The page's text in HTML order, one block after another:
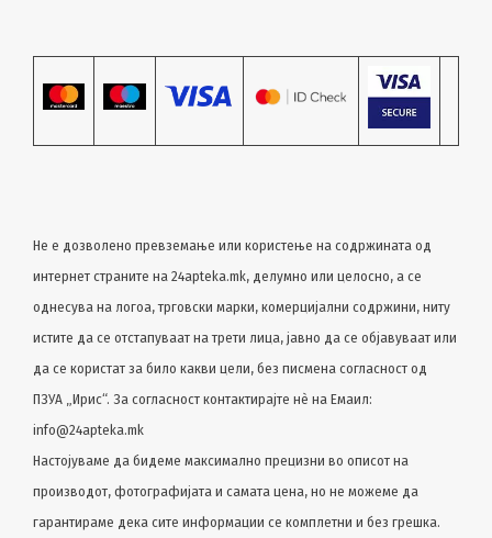
Не е дозволено превземање или користење на содржината од
интернет страните на 24apteka.mk, делумно или целосно, a се
однесува на логоа, трговски марки, комерцијални содржини, ниту
истите да се отстапуваат на трети лица, јавно да се објавуваат или
да се користат за било какви цели, без писмена согласност од
ПЗУА „Ирис“. За согласност контактирајте нѐ на Емаил:
info@24apteka.mk
Настојуваме да бидеме максимално прецизни во описот на
производот, фотографијата и самата цена, но не можеме да
гарантираме дека сите информации се комплетни и без грешка.